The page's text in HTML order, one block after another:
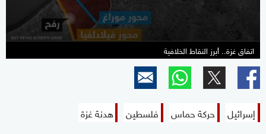
اتفاق غزة.. أبرز النقاط الخلافية
إسرائيل حركة حماس فلسطين
هدنة غزة